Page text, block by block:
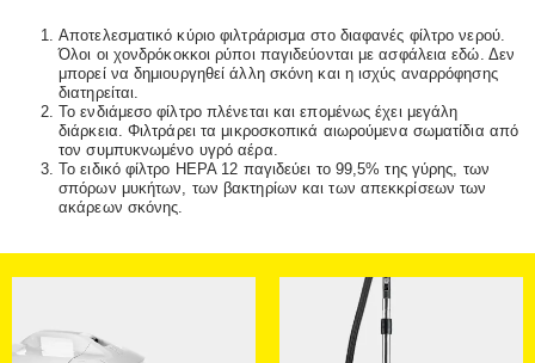
Αποτελεσματικό κύριο φιλτράρισμα στο διαφανές φίλτρο νερού.
Όλοι οι χονδρόκοκκοι ρύποι παγιδεύονται με ασφάλεια εδώ. Δεν
μπορεί να δημιουργηθεί άλλη σκόνη και η ισχύς αναρρόφησης
διατηρείται.
Το ενδιάμεσο φίλτρο πλένεται και επομένως έχει μεγάλη
διάρκεια. Φιλτράρει τα μικροσκοπικά αιωρούμενα σωματίδια από
τον συμπυκνωμένο υγρό αέρα.
Το ειδικό φίλτρο HEPA 12 παγιδεύει το 99,5% της γύρης, των
σπόρων μυκήτων, των βακτηρίων και των απεκκρίσεων των
ακάρεων σκόνης.